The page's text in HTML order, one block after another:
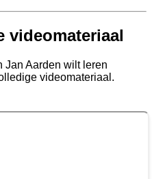
videomateriaal
Jan Aarden wilt leren
videomateriaal.